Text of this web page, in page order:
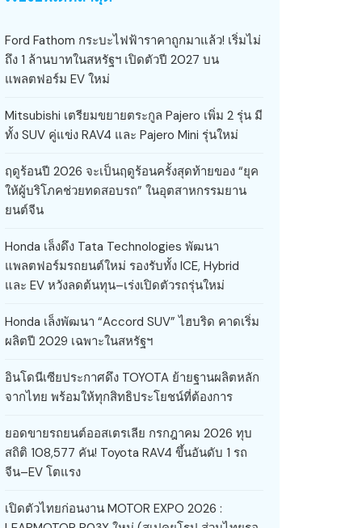
Ford Fathom กระบะไฟฟ้าราคาถูกมาแล้ว! เริ่มไม่
ถึง 1 ล้านบาทในสหรัฐฯ เปิดตัวปี 2027 บน
แพลตฟอร์ม EV ใหม่
Mitsubishi เตรียมขยายตระกูล Pajero เพิ่ม 2 รุ่น มี
ทั้ง SUV คู่แข่ง RAV4 และ Pajero Mini รุ่นใหม่
ฤดูร้อนปี 2026 จะเป็นฤดูร้อนครั้งสุดท้ายของ “ยุค
ให้ผู้บริโภคช่วยทดสอบรถ” ในอุตสาหกรรมยาน
ยนต์จีน
Honda เล็งดึง Tata Technologies พัฒนา
แพลตฟอร์มรถยนต์ใหม่ รองรับทั้ง ICE, Hybrid
และ EV หวังลดต้นทุน–เร่งเปิดตัวรถรุ่นใหม่
Honda เล็งพัฒนา “Accord SUV” ไฮบริด คาดเริ่ม
ผลิตปี 2029 เฉพาะในสหรัฐฯ
อินโดนีเซียประกาศดึง TOYOTA ย้ายฐานผลิตหลัก
จากไทย พร้อมให้ทุกสิทธิประโยชน์ที่ต้องการ
ยอดขายรถยนต์ออสเตรเลีย กรกฎาคม 2026 ทุบ
สถิติ 108,577 คัน! Toyota RAV4 ขึ้นอันดับ 1 รถ
จีน–EV โตแรง
เปิดตัวไทยก่อนงาน MOTOR EXPO 2026 :